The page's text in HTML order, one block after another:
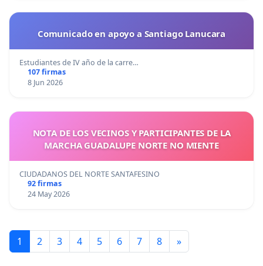
Comunicado en apoyo a Santiago Lanucara
Estudiantes de IV año de la carre…
107 firmas
8 Jun 2026
NOTA DE LOS VECINOS Y PARTICIPANTES DE LA
MARCHA GUADALUPE NORTE NO MIENTE
CIUDADANOS DEL NORTE SANTAFESINO
92 firmas
24 May 2026
1 2 3 4 5 6 7 8 »